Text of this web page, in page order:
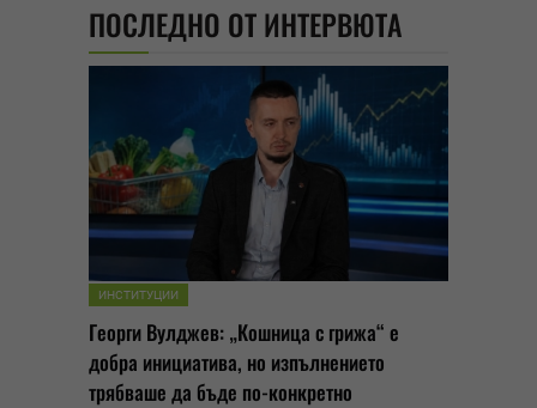
ПОСЛЕДНО ОТ ИНТЕРВЮТА
ИНСТИТУЦИИ
Георги Вулджев: „Кошница с грижа“ е
добра инициатива, но изпълнението
трябваше да бъде по-конкретно